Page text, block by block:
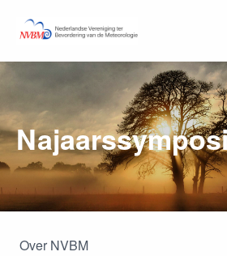
Over NVBM